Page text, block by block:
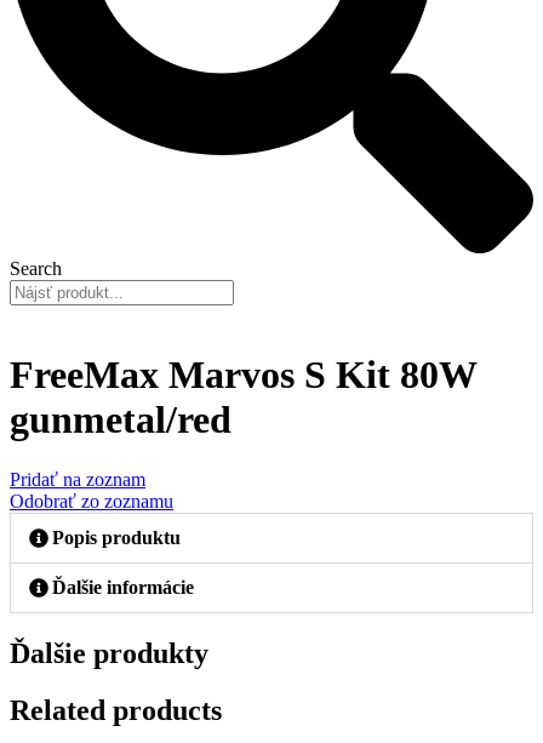
Search
FreeMax Marvos S Kit 80W
gunmetal/red
Pridať na zoznam
Odobrať zo zoznamu
Popis produktu
Ďalšie informácie
Ďalšie produkty
Related products